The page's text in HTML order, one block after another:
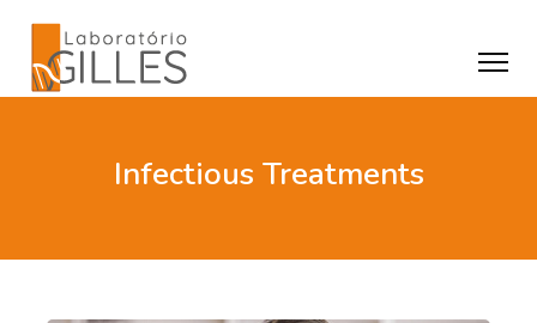
Infectious Treatments